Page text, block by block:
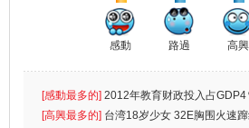
感動 路過 高興
[感動最多的] 2012年教育财政投入占GDP4
出首位
[高興最多的] 台湾18岁少女 32E胸围火速